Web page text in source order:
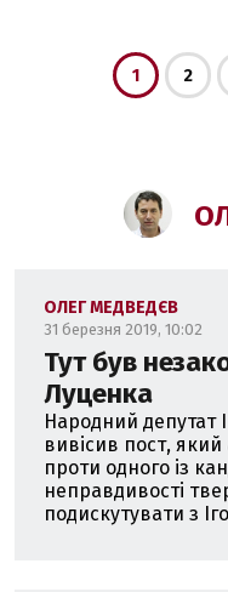
1 2
ОЛЕГ МЕДВЕДЄВ
31 березня 2019, 10:02
Тут був
Луценка
Народний депутат
вивісив пост, який
проти одного із
неправдивості
подискутувати з